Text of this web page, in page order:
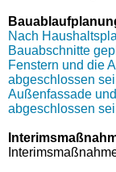
Nach
Bauabschnitte
Fenstern und die
abgeschlossen
Außenfassade
abgeschlossen